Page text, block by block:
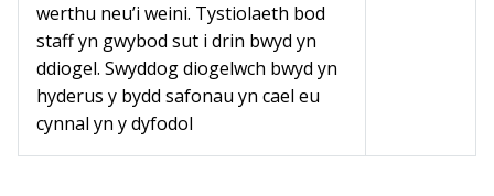
werthu neu’i weini. Tystiolaeth bod
staff yn gwybod sut i drin bwyd yn
ddiogel. Swyddog diogelwch bwyd yn
hyderus y bydd safonau yn cael eu
cynnal yn y dyfodol